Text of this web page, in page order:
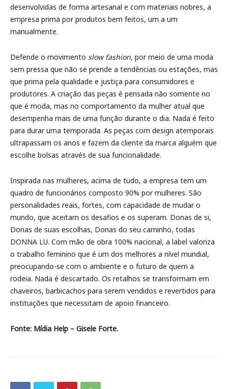
desenvolvidas de forma artesanal e com materiais nobres, a
empresa prima por produtos bem feitos, um a um
manualmente.
Defende o movimento slow fashion, por meio de uma moda
sem pressa que não se prende a tendências ou estações, mas
que prima pela qualidade e justiça para consumidores e
produtores. A criação das peças é pensada não somente no
que é moda, mas no comportamento da mulher atual que
desempenha mais de uma função durante o dia. Nada é feito
para durar uma temporada. As peças com design atemporais
ultrapassam os anos e fazem da cliente da marca alguém que
escolhe bolsas através de sua funcionalidade.
Inspirada nas mulheres, acima de tudo, a empresa tem um
quadro de funcionários composto 90% por mulheres. São
personalidades reais, fortes, com capacidade de mudar o
mundo, que aceitam os desafios e os superam. Donas de si,
Donas de suas escolhas, Donas do seu caminho, todas
DONNA LU. Com mão de obra 100% nacional, a label valoriza
o trabalho feminino que é um dos melhores a nível mundial,
preocupando-se com o ambiente e o futuro de quem a
rodeia. Nada é descartado. Os retalhos se transformam em
chaveiros, barbicachos para serem vendidos e revertidos para
instituições que necessitam de apoio financeiro.
Fonte: Mídia Help – Gisele Forte.